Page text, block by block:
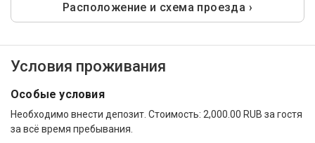
Расположение и схема проезда ›
Условия проживания
Особые условия
Необходимо внести депозит. Стоимость: 2,000.00 RUB за гостя
за всё время пребывания.